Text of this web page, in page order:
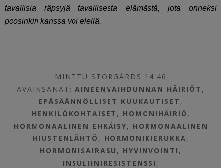
tavallisia räpsyjä tavallisesta elämästä, jota onneksi
pcosinkin kanssa voi elellä.
MINTTU STORGÅRDS 14:46
AVAINSANAT:AINEENVAIHDUNNAN HÄIRIÖT ,
EPÄSÄÄNNÖLLISET KUUKAUTISET ,
HENKILÖKOHTAISET , HOMONIHÄIRIÖ ,
HORMONAALINEN EHKÄISY, HORMONAALINEN
HIUSTENLÄHTÖ , HORMONIKIERUKKA ,
HORMONISAIRASU , HYVINVOINTI ,
INSULIINIRESISTENSSI ,